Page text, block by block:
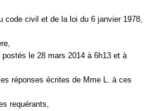
code civil et de la loi du 6 janvier 1978,
le 28 mars 2014 à 6h13 et à
réponses écrites de Mme L. à ces
requérants,